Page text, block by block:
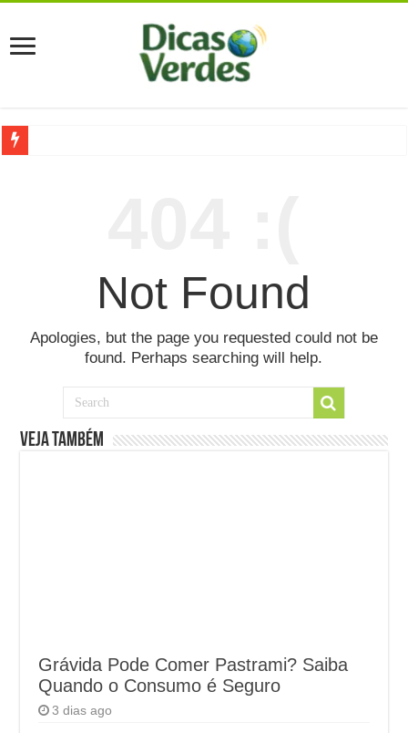
Grávida pode comer picles e alimentos em conserva durante
Grávida pode comer Ceviche? Entenda os riscos na gravidez
Carta Psicografada João Hélio: Revelação, Paz e a Lei do
Carta Psicografada de Eduardo Campos
Not Found
Apologies, but the page you requested could not be
found. Perhaps searching will help.
Veja também
Grávida Pode Comer Pastrami? Saiba
Quando o Consumo é Seguro
3 dias ago